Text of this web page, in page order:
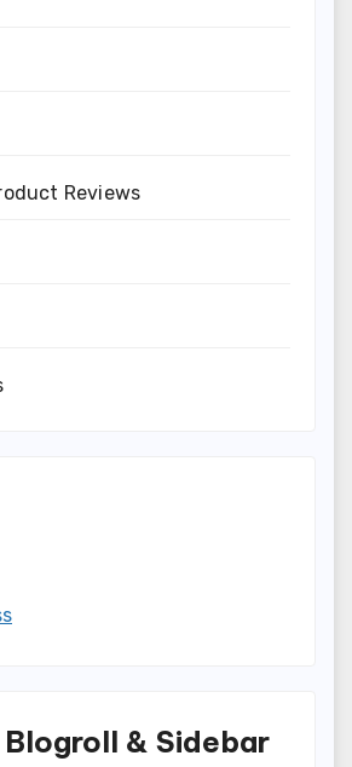
Reviews
Blogroll & Sidebar